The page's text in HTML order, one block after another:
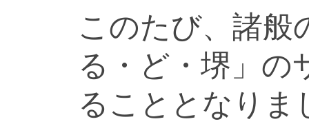
このたび、諸般
る・ど・堺」の
ることとなりま